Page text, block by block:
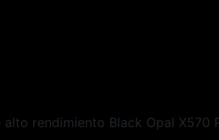
alto rendimiento Black Opal X570